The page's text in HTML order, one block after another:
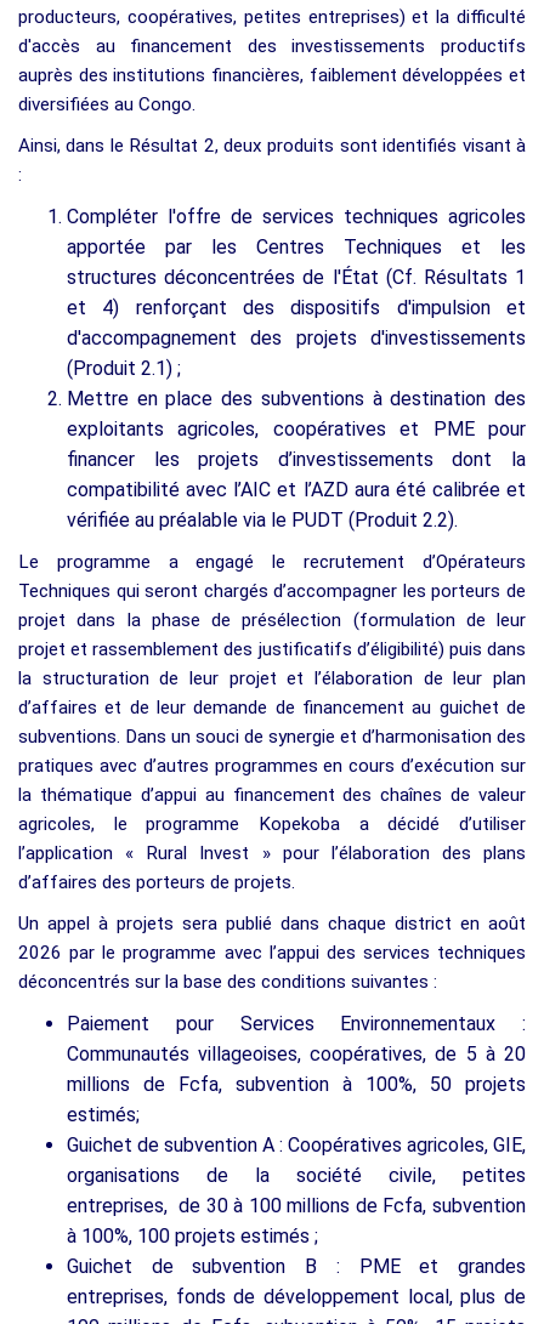
producteurs, coopératives, petites entreprises) et la difficulté
d'accès au financement des investissements productifs
auprès des institutions financières, faiblement développées et
diversifiées au Congo.
Ainsi, dans le Résultat 2, deux produits sont identifiés visant à
:
Compléter l'offre de services techniques agricoles
apportée par les Centres Techniques et les
structures déconcentrées de l'État (Cf. Résultats 1
et 4) renforçant des dispositifs d'impulsion et
d'accompagnement des projets d'investissements
(Produit 2.1) ;
Mettre en place des subventions à destination des
exploitants agricoles, coopératives et PME pour
financer les projets d’investissements dont la
compatibilité avec l’AIC et l’AZD aura été calibrée et
vérifiée au préalable via le PUDT (Produit 2.2).
Le programme a engagé le recrutement d’Opérateurs
Techniques qui seront chargés d’accompagner les porteurs de
projet dans la phase de présélection (formulation de leur
projet et rassemblement des justificatifs d’éligibilité) puis dans
la structuration de leur projet et l’élaboration de leur plan
d’affaires et de leur demande de financement au guichet de
subventions. Dans un souci de synergie et d’harmonisation des
pratiques avec d’autres programmes en cours d’exécution sur
la thématique d’appui au financement des chaînes de valeur
agricoles, le programme Kopekoba a décidé d’utiliser
l’application « Rural Invest » pour l’élaboration des plans
d’affaires des porteurs de projets.
Un appel à projets sera publié dans chaque district en août
2026 par le programme avec l’appui des services techniques
déconcentrés sur la base des conditions suivantes :
Paiement pour Services Environnementaux :
Communautés villageoises, coopératives, de 5 à 20
millions de Fcfa, subvention à 100%, 50 projets
estimés;
Guichet de subvention A : Coopératives agricoles, GIE,
organisations de la société civile, petites
entreprises, de 30 à 100 millions de Fcfa, subvention
à 100%, 100 projets estimés ;
Guichet de subvention B : PME et grandes
entreprises, fonds de développement local, plus de